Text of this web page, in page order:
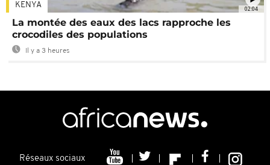
02:04
KENYA
La montée des eaux des lacs rapproche les
crocodiles des populations
Il y a 3 heures
Réseaux sociaux